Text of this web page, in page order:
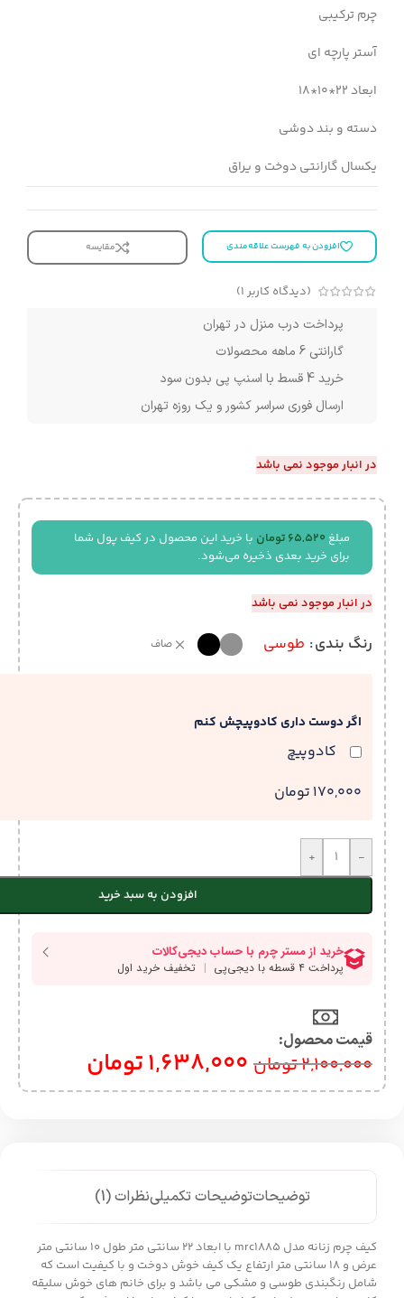
چرم ترکیبی
آستر پارچه ای
ابعاد 22*10*18
دسته و بند دوشی
یکسال گارانتی دوخت و یراق
افزودن به فهرست علاقه‌مندی مقایسه
(دیدگاه کاربر 1
)
پرداخت درب منزل در تهران
گارانتی 6 ماهه محصولات
خرید 4 قسط با اسنپ پی بدون سود
ارسال فوری سراسر کشور و یک روزه تهران
در انبار موجود نمی باشد
مبلغ 65,520 تومان با خرید این محصول در کیف پول شما
برای خرید بعدی ذخیره می‌شود.
در انبار موجود نمی باشد
رنگ بندی طوسی صاف
اگر دوست داری کادوپیچش کنم
کادوپیچ
170,000 تومان
-
+
افزودن به سبد خرید
قیمت محصول:​
2,100,000تومان 1,638,000تومان
توضیحاتتوضیحات تکمیلینظرات (1)
کیف چرم زنانه مدل mrc1885 با ابعاد 22 سانتی متر طول 10 سانتی متر
عرض و 18 سانتی متر ارتفاع یک کیف خوش دوخت و با کیفیت است که
شامل رنگبندی طوسی و مشکی می باشد و برای خانم های خوش سلیقه